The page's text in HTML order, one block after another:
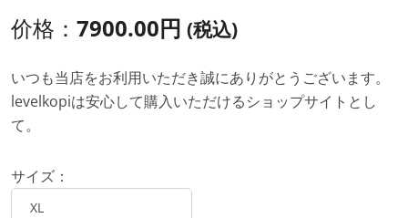
价格： 7900.00円 (税込)
いつも当店をお利用いただき誠にありがとうございます。
levelkopiは安心して購入いただけるショップサイトとし
て。
サイズ：